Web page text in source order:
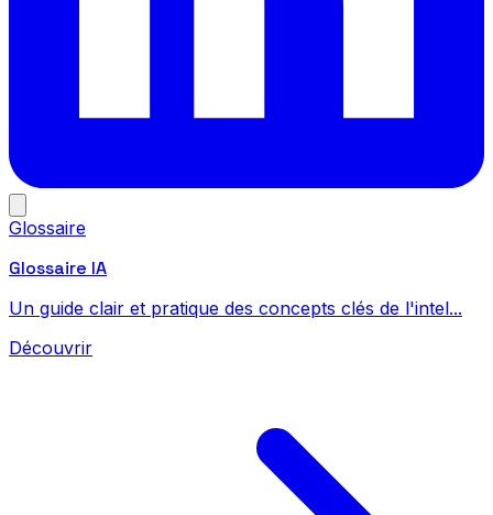
Glossaire
Glossaire IA
Un guide clair et pratique des concepts clés de l'intel...
Découvrir